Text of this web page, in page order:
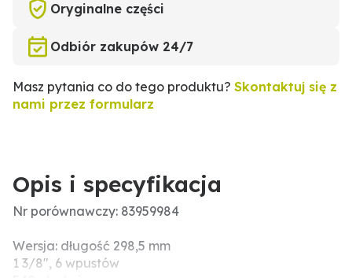
Oryginalne części
Odbiór zakupów 24/7
Masz pytania co do tego produktu? Skontaktuj się z
nami przez formularz
Opis i specyfikacja
Nr porównawczy: 83959984
Wersja: długość 298,5 mm
1 3/8", 6 wpustów